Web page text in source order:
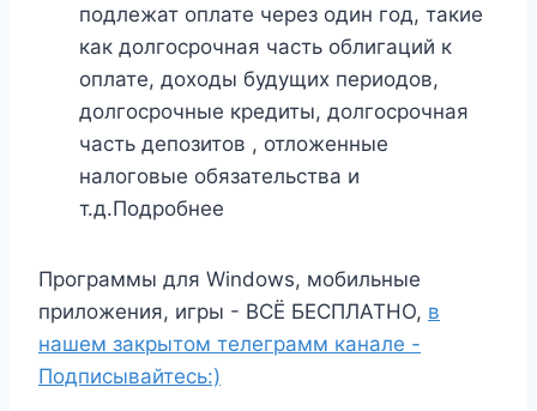
подлежат оплате через один год, такие
как долгосрочная часть облигаций к
оплате, доходы будущих периодов,
долгосрочные кредиты, долгосрочная
часть депозитов , отложенные
налоговые обязательства и
т.д.Подробнее
Программы для Windows, мобильные
приложения, игры - ВСЁ БЕСПЛАТНО, в
нашем закрытом телеграмм канале -
Подписывайтесь:)